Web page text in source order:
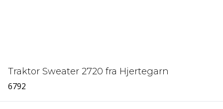
Traktor Sweater 2720 fra Hjertegarn
6792